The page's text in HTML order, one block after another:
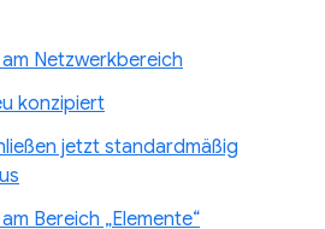
Netzwerkbereich
konzipiert
jetzt standardmäßig
Bereich „Elemente“